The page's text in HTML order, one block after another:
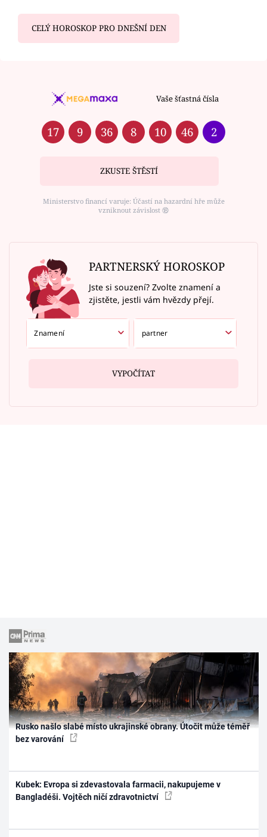
CELÝ HOROSKOP PRO DNEŠNÍ DEN
Vaše šťastná čísla
17 9 36 8 10 46 2
ZKUSTE ŠTĚSTÍ
Ministerstvo financí varuje: Účastí na hazardní hře může
vzniknout závislost ⑱
PARTNERSKÝ HOROSKOP
Jste si souzení? Zvolte znamení a
zjistěte, jestli vám hvězdy přejí.
VYPOČÍTAT
Rusko našlo slabé místo ukrajinské obrany. Útočit může téměř
bez varování
Kubek: Evropa si zdevastovala farmacii, nakupujeme v
Bangladéši. Vojtěch ničí zdravotnictví